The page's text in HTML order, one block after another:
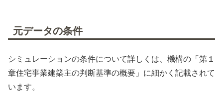
元データの条件
シミュレーションの条件について詳しくは、機構の「第１
章住宅事業建築主の判断基準の概要」に細かく記載されて
います。